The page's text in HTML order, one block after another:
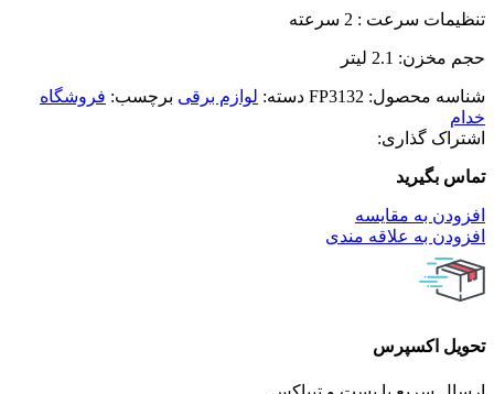
تنظیمات سرعت : 2 سرعته
حجم مخزن: 2.1 لیتر
شناسه محصول: FP3132 دسته: لوازم برقی برچسب: فروشگاه
خدام
اشتراک گذاری:
تماس بگیرید
افزودن به مقایسه
افزودن به علاقه مندی
تحویل اکسپرس